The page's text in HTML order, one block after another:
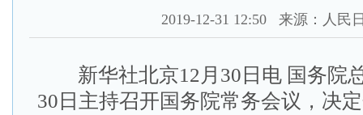
2019-12-31 12:50 来源：人民
新华社北京12月30日电 国务院
30日主持召开国务院常务会议，决